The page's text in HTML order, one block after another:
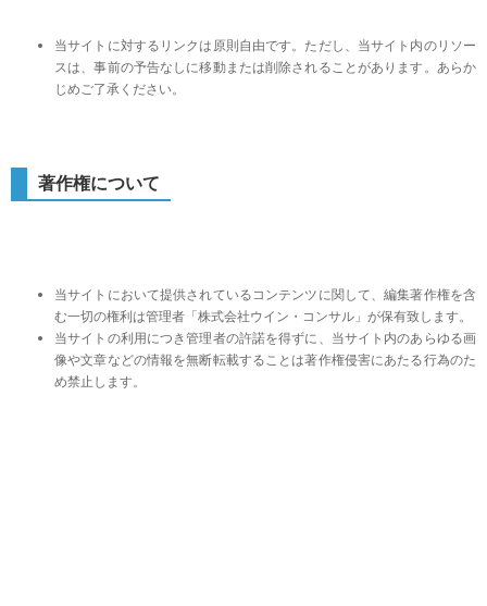
当サイトに対するリンクは原則自由です。ただし、当サイト内のリソー
スは、事前の予告なしに移動または削除されることがあります。あらか
じめご了承ください。
著作権について
当サイトにおいて提供されているコンテンツに関して、編集著作権を含
む一切の権利は管理者「株式会社ウイン・コンサル」が保有致します。
当サイトの利用につき管理者の許諾を得ずに、当サイト内のあらゆる画
像や文章などの情報を無断転載することは著作権侵害にあたる行為のた
め禁止します。